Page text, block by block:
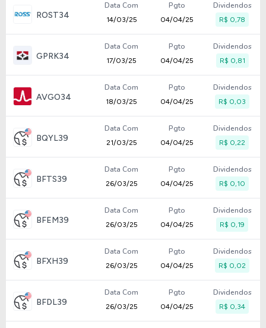
ROST34
Data Com
14/03/25
Pgto
04/04/25
Dividendos
R$ 0,78
GPRK34
Data Com
17/03/25
Pgto
04/04/25
Dividendos
R$ 0,81
AVGO34
Data Com
18/03/25
Pgto
04/04/25
Dividendos
R$ 0,03
BQYL39
Data Com
21/03/25
Pgto
04/04/25
Dividendos
R$ 0,22
BFTS39
Data Com
26/03/25
Pgto
04/04/25
Dividendos
R$ 0,10
BFEM39
Data Com
26/03/25
Pgto
04/04/25
Dividendos
R$ 0,19
BFXH39
Data Com
26/03/25
Pgto
04/04/25
Dividendos
R$ 0,02
BFDL39
Data Com
26/03/25
Pgto
04/04/25
Dividendos
R$ 0,34